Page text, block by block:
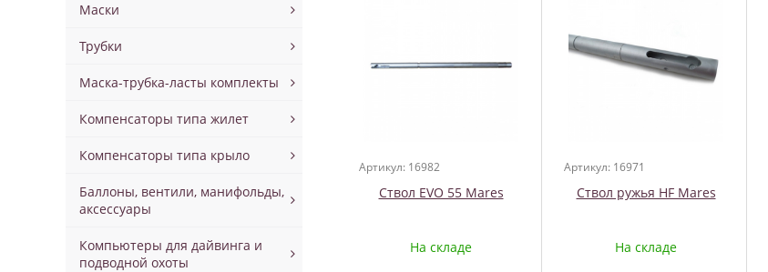
Маски
Трубки
Маска-трубка-ласты комплекты
Компенсаторы типа жилет
Компенсаторы типа крыло
Баллоны, вентили, манифольды,
аксессуары
Компьютеры для дайвинга и
подводной охоты
Артикул: 16982
Ствол EVO 55 Mares
На складе
Артикул: 16971
Ствол ружья HF Mares
На складе